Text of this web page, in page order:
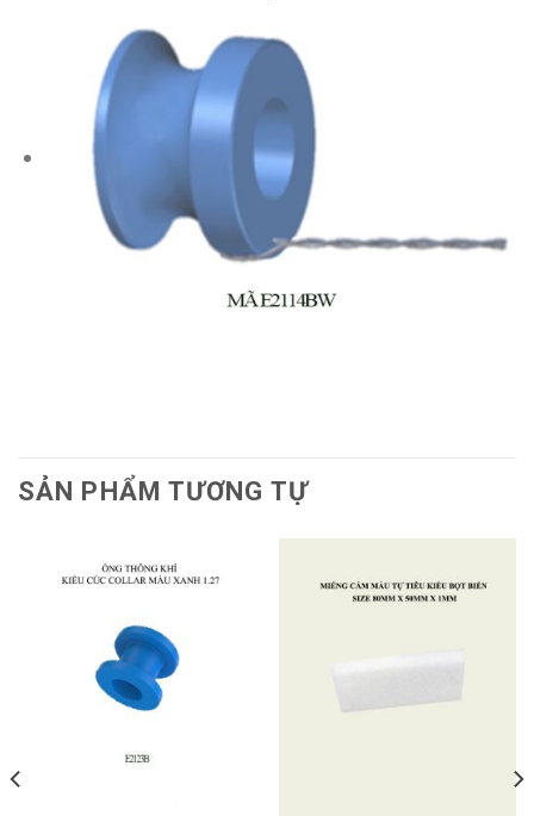
SẢN PHẨM TƯƠNG TỰ